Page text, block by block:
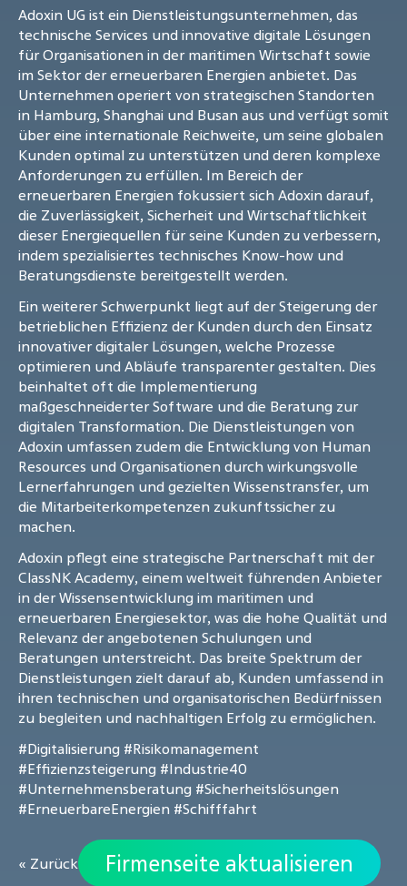
Adoxin UG ist ein Dienstleistungsunternehmen, das
technische Services und innovative digitale Lösungen
für Organisationen in der maritimen Wirtschaft sowie
im Sektor der erneuerbaren Energien anbietet. Das
Unternehmen operiert von strategischen Standorten
in Hamburg, Shanghai und Busan aus und verfügt somit
über eine internationale Reichweite, um seine globalen
Kunden optimal zu unterstützen und deren komplexe
Anforderungen zu erfüllen. Im Bereich der
erneuerbaren Energien fokussiert sich Adoxin darauf,
die Zuverlässigkeit, Sicherheit und Wirtschaftlichkeit
dieser Energiequellen für seine Kunden zu verbessern,
indem spezialisiertes technisches Know-how und
Beratungsdienste bereitgestellt werden.
Ein weiterer Schwerpunkt liegt auf der Steigerung der
betrieblichen Effizienz der Kunden durch den Einsatz
innovativer digitaler Lösungen, welche Prozesse
optimieren und Abläufe transparenter gestalten. Dies
beinhaltet oft die Implementierung
maßgeschneiderter Software und die Beratung zur
digitalen Transformation. Die Dienstleistungen von
Adoxin umfassen zudem die Entwicklung von Human
Resources und Organisationen durch wirkungsvolle
Lernerfahrungen und gezielten Wissenstransfer, um
die Mitarbeiterkompetenzen zukunftssicher zu
machen.
Adoxin pflegt eine strategische Partnerschaft mit der
ClassNK Academy, einem weltweit führenden Anbieter
in der Wissensentwicklung im maritimen und
erneuerbaren Energiesektor, was die hohe Qualität und
Relevanz der angebotenen Schulungen und
Beratungen unterstreicht. Das breite Spektrum der
Dienstleistungen zielt darauf ab, Kunden umfassend in
ihren technischen und organisatorischen Bedürfnissen
zu begleiten und nachhaltigen Erfolg zu ermöglichen.
#Digitalisierung #Risikomanagement
#Effizienzsteigerung #Industrie40
#Unternehmensberatung #Sicherheitslösungen
#ErneuerbareEnergien #Schifffahrt
« Zurück Firmenseite aktualisieren